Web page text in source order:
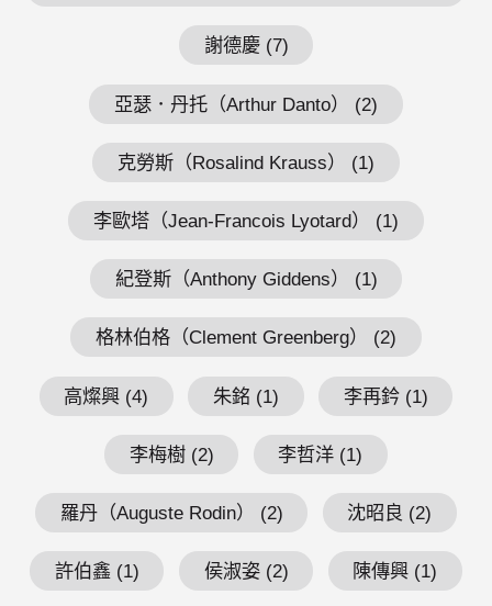
謝德慶 (7)
亞瑟．丹托（Arthur Danto） (2)
克勞斯（Rosalind Krauss） (1)
李歐塔（Jean-Francois Lyotard） (1)
紀登斯（Anthony Giddens） (1)
格林伯格（Clement Greenberg） (2)
高燦興 (4) 朱銘 (1) 李再鈐 (1)
李梅樹 (2) 李哲洋 (1)
羅丹（Auguste Rodin） (2) 沈昭良 (2)
許伯鑫 (1) 侯淑姿 (2) 陳傳興 (1)